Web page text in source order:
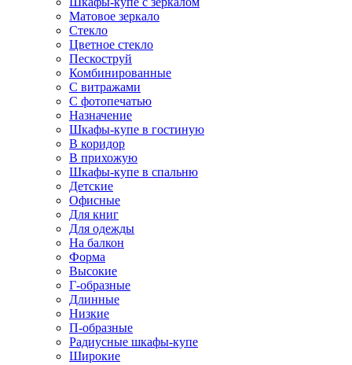
Матовое зеркало
Стекло
Цветное стекло
Пескоструй
Комбинированные
С витражами
С фотопечатью
Назначение
Шкафы-купе в гостиную
В коридор
В прихожую
Шкафы-купе в спальню
Детские
Офисные
Для книг
Для одежды
На балкон
Форма
Высокие
Г-образные
Длинные
Низкие
П-образные
Радиусные шкафы-купе
Широкие